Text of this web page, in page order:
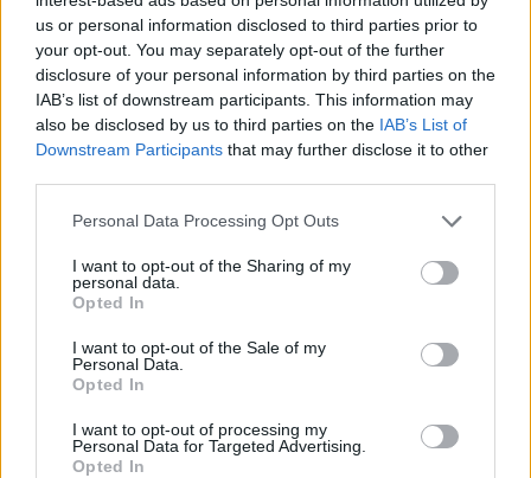
us or personal information disclosed to third parties prior to
your opt-out. You may separately opt-out of the further
disclosure of your personal information by third parties on the
IAB’s list of downstream participants. This information may
also be disclosed by us to third parties on the IAB’s List of
Downstream Participants that may further disclose it to other
Please note that this website/app uses one or more Google
not limited to your visit or usage behaviour. You may click to
grant or deny consent to Google and its third-party tags to
use your data for below specified purposes in below Google
consent section.
Personal Data Processing Opt Outs
I want to opt-out of the Sharing of my
personal data.
Opted In
I want to opt-out of the Sale of my
Personal Data.
Opted In
I want to opt-out of processing my
Personal Data for Targeted Advertising.
Opted In
forgatásán szerettek egymásba. Jó ideig egy párt
alkottak, Keaton már meg is akart állapodni, de
Pacino még nem érezte magát készen az
elköteleződésre, így szakítottak. Az évtizedek során
persze sokszor találkoztak még a szakmai életben.
9. Cameron Diaz és Justin
Timberlake
giphy
egészen 2007-ig tartott a kapcsolatuk. Az élet
azonban úgy hozta, hogy 2011-ben ők lettek a Rossz